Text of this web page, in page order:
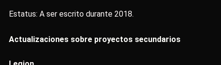
Estatus: A ser escrito durante 2018.
Actualizaciones sobre proyectos secundarios